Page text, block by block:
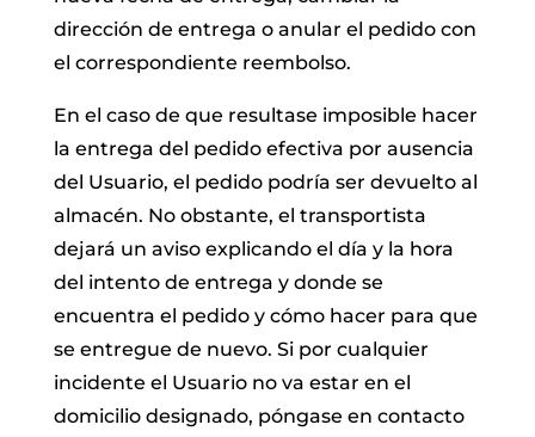
dirección de entrega o anular el pedido con
el correspondiente reembolso.
En el caso de que resultase imposible hacer
la entrega del pedido efectiva por ausencia
del Usuario, el pedido podría ser devuelto al
almacén. No obstante, el transportista
dejará un aviso explicando el día y la hora
del intento de entrega y donde se
encuentra el pedido y cómo hacer para que
se entregue de nuevo. Si por cualquier
incidente el Usuario no va estar en el
domicilio designado, póngase en contacto